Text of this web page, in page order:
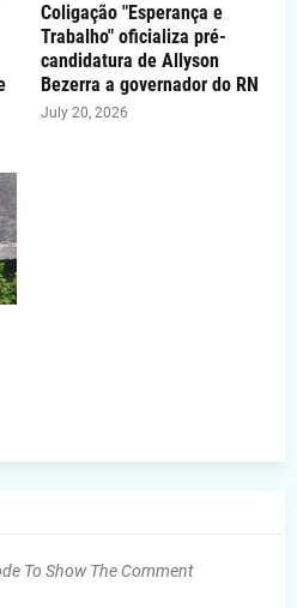
Coligação "Esperança e
Trabalho" oficializa pré-
candidatura de Allyson
Bezerra a governador do RN
July 20, 2026
To Show The Comment